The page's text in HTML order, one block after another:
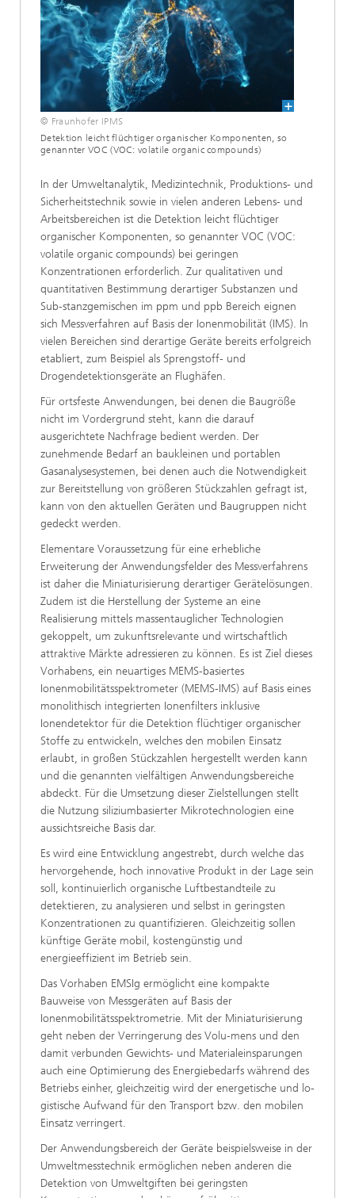
© Fraunhofer IPMS
Detektion leicht flüchtiger organischer Komponenten, so
genannter VOC (VOC: volatile organic compounds)
In der Umweltanalytik, Medizintechnik, Produktions- und
Sicherheitstechnik sowie in vielen anderen Lebens- und
Arbeitsbereichen ist die Detektion leicht flüchtiger
organischer Komponenten, so genannter VOC (VOC:
volatile organic compounds) bei geringen
Konzentrationen erforderlich. Zur qualitativen und
quantitativen Bestimmung derartiger Substanzen und
Sub-stanzgemischen im ppm und ppb Bereich eignen
sich Messverfahren auf Basis der Ionenmobilität (IMS). In
vielen Bereichen sind derartige Geräte bereits erfolgreich
etabliert, zum Beispiel als Sprengstoff- und
Drogendetektionsgeräte an Flughäfen.
Für ortsfeste Anwendungen, bei denen die Baugröße
nicht im Vordergrund steht, kann die darauf
ausgerichtete Nachfrage bedient werden. Der
zunehmende Bedarf an baukleinen und portablen
Gasanalysesystemen, bei denen auch die Notwendigkeit
zur Bereitstellung von größeren Stückzahlen gefragt ist,
kann von den aktuellen Geräten und Baugruppen nicht
gedeckt werden.
Elementare Voraussetzung für eine erhebliche
Erweiterung der Anwendungsfelder des Messverfahrens
ist daher die Miniaturisierung derartiger Gerätelösungen.
Zudem ist die Herstellung der Systeme an eine
Realisierung mittels massentauglicher Technologien
gekoppelt, um zukunftsrelevante und wirtschaftlich
attraktive Märkte adressieren zu können. Es ist Ziel dieses
Vorhabens, ein neuartiges MEMS-basiertes
Ionenmobilitätsspektrometer (MEMS-IMS) auf Basis eines
monolithisch integrierten Ionenfilters inklusive
Ionendetektor für die Detektion flüchtiger organischer
Stoffe zu entwickeln, welches den mobilen Einsatz
erlaubt, in großen Stückzahlen hergestellt werden kann
und die genannten vielfältigen Anwendungsbereiche
abdeckt. Für die Umsetzung dieser Zielstellungen stellt
die Nutzung siliziumbasierter Mikrotechnologien eine
aussichtsreiche Basis dar.
Es wird eine Entwicklung angestrebt, durch welche das
hervorgehende, hoch innovative Produkt in der Lage sein
soll, kontinuierlich organische Luftbestandteile zu
detektieren, zu analysieren und selbst in geringsten
Konzentrationen zu quantifizieren. Gleichzeitig sollen
künftige Geräte mobil, kostengünstig und
energieeffizient im Betrieb sein.
Das Vorhaben EMSIg ermöglicht eine kompakte
Bauweise von Messgeräten auf Basis der
Ionenmobilitätsspektrometrie. Mit der Miniaturisierung
geht neben der Verringerung des Volu-mens und den
damit verbunden Gewichts- und Materialeinsparungen
auch eine Optimierung des Energiebedarfs während des
Betriebs einher, gleichzeitig wird der energetische und lo-
gistische Aufwand für den Transport bzw. den mobilen
Einsatz verringert.
Der Anwendungsbereich der Geräte beispielsweise in der
Umweltmesstechnik ermöglichen neben anderen die
Detektion von Umweltgiften bei geringsten